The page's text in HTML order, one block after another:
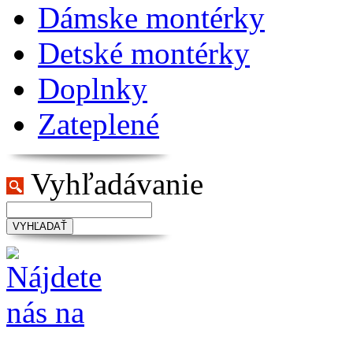
Dámske montérky
Detské montérky
Doplnky
Zateplené
Vyhľadávanie
VYHĽADAŤ